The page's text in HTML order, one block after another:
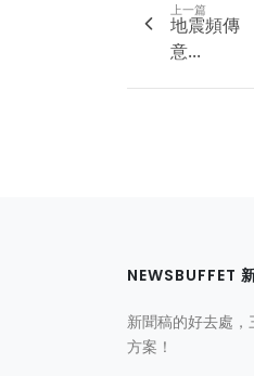
上一篇
地震頻傳
意...
NEWSBUFFET
新聞稿的好去處
方案！